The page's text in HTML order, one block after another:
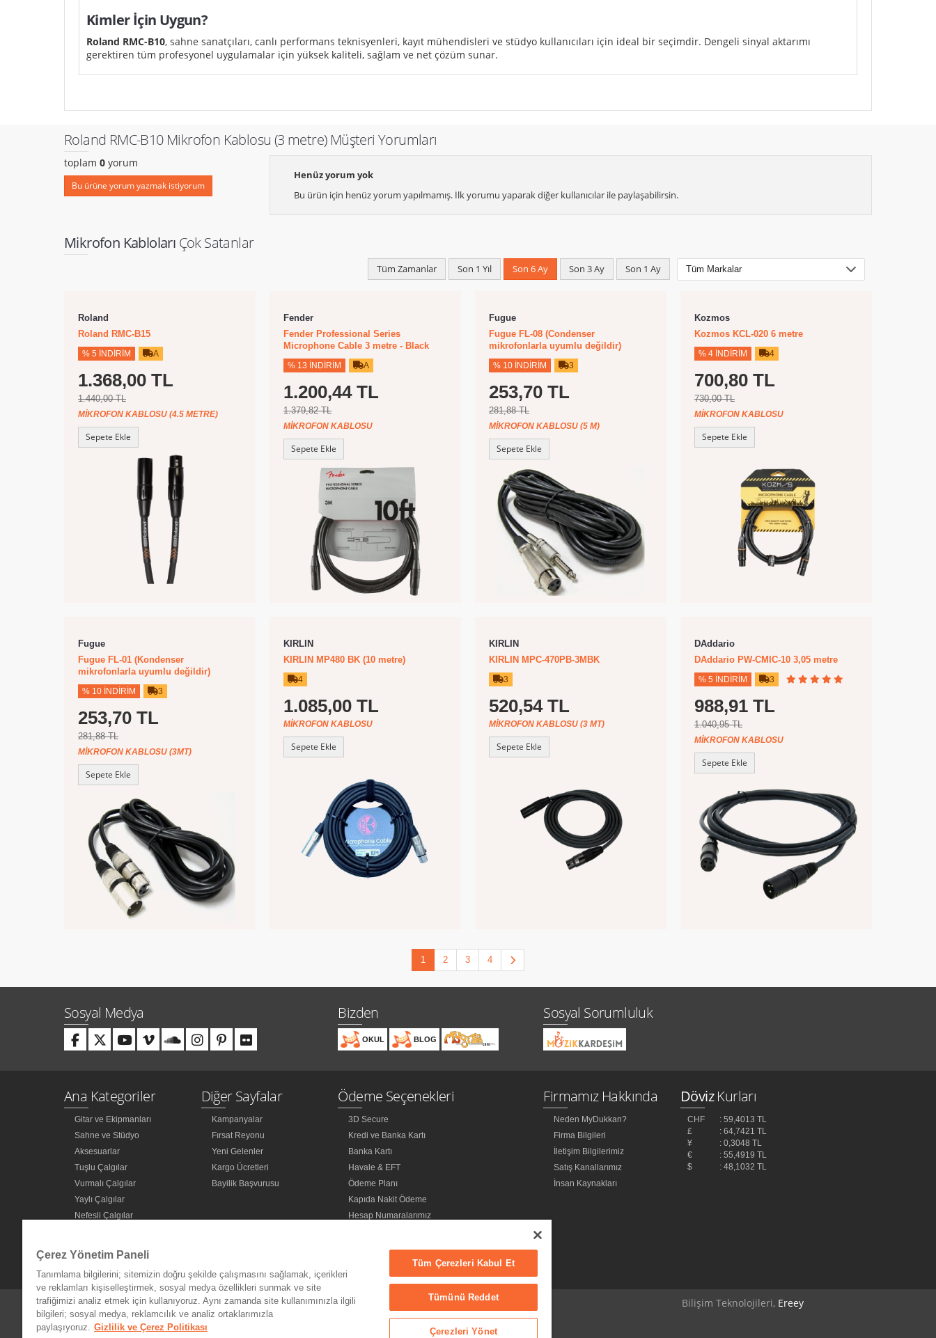
Kimler İçin Uygun?
Roland RMC-B10, sahne sanatçıları, canlı performans teknisyenleri, kayıt mühendisleri ve stüdyo kullanıcıları için ideal bir seçimdir. Dengeli sinyal aktarımı
gerektiren tüm profesyonel uygulamalar için yüksek kaliteli, sağlam ve net çözüm sunar.
Roland RMC-B10 Mikrofon Kablosu (3 metre) Müşteri Yorumları
toplam 0 yorum
Bu ürüne yorum yazmak istiyorum
Henüz yorum yok
Bu ürün için henüz yorum yapılmamış. İlk yorumu yaparak diğer kullanıcılar ile paylaşabilirsin.
Mikrofon Kabloları Çok Satanlar
Tüm Zamanlar Son 1 Yıl Son 6 Ay Son 3 Ay Son 1 Ay
Roland
Roland RMC-B15
% 5 İNDIRIM A
1.368,00 TL
1.440,00 TL
MIKROFON KABLOSU (4.5 METRE)
Sepete Ekle
Fender
Fender Professional Series
Microphone Cable 3 metre - Black
% 13 İNDIRIM A
1.200,44 TL
1.379,82 TL
MIKROFON KABLOSU
Sepete Ekle
Fugue
Fugue FL-08 (Condenser
mikrofonlarla uyumlu değildir)
% 10 İNDIRIM 3
253,70 TL
281,88 TL
MIKROFON KABLOSU (5 M)
Sepete Ekle
Kozmos
Kozmos KCL-020 6 metre
% 4 İNDIRIM 4
700,80 TL
730,00 TL
MIKROFON KABLOSU
Sepete Ekle
Fugue
Fugue FL-01 (Kondenser
mikrofonlarla uyumlu değildir)
% 10 İNDIRIM 3
253,70 TL
281,88 TL
MIKROFON KABLOSU (3MT)
Sepete Ekle
KIRLIN
KIRLIN MP480 BK (10 metre)
4
1.085,00 TL
MIKROFON KABLOSU
Sepete Ekle
KIRLIN
KIRLIN MPC-470PB-3MBK
3
520,54 TL
MIKROFON KABLOSU (3 MT)
Sepete Ekle
DAddario
DAddario PW-CMIC-10 3,05 metre
% 5 İNDIRIM 3
988,91 TL
1.040,95 TL
MIKROFON KABLOSU
Sepete Ekle
1 2 3 4
Sosyal Medya Bizden
OKUL BLOG
Sosyal Sorumluluk
Ana Kategoriler
Gitar ve Ekipmanları
Sahne ve Stüdyo
Aksesuarlar
Tuşlu Çalgılar
Vurmalı Çalgılar
Yaylı Çalgılar
Nefesli Çalgılar
Diğer Sayfalar
Kampanyalar
Fırsat Reyonu
Yeni Gelenler
Kargo Ücretleri
Bayilik Başvurusu
Ödeme Seçenekleri
3D Secure
Kredi ve Banka Kartı
Banka Kartı
Havale & EFT
Ödeme Planı
Kapıda Nakit Ödeme
Hesap Numaralarımız
Firmamız Hakkında
Neden MyDukkan?
Firma Bilgileri
İletişim Bilgilerimiz
Satış Kanallarımız
İnsan Kaynakları
DövizKurları
CHF
: 59,4013 TL
£
: 64,7421 TL
¥
: 0,3048 TL
€
: 55,4919 TL
$
: 48,1032 TL
Bilişim Teknolojileri, Ereey
Çerez Yönetim Paneli
Tanımlama bilgilerini; sitemizin doğru şekilde çalışmasını sağlamak, içerikleri
ve reklamları kişiselleştirmek, sosyal medya özellikleri sunmak ve site
trafiğimizi analiz etmek için kullanıyoruz. Aynı zamanda site kullanımınızla ilgili
bilgileri; sosyal medya, reklamcılık ve analiz ortaklarımızla
paylaşıyoruz. Gizlilik ve Çerez Politikası
Tüm Çerezleri Kabul Et
Tümünü Reddet
Çerezleri Yönet